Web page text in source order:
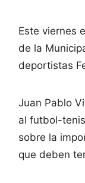
Este viernes
de la
deportistas
Juan Pablo
al futbol-
sobre la
que deben